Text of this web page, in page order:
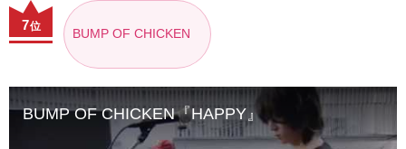
BUMP OF CHICKEN
7位
BUMP OF CHICKEN『HAPPY』